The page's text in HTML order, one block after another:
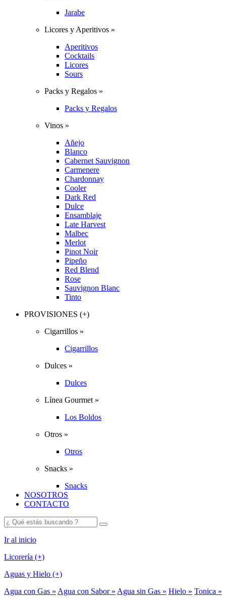
Jarabe
Licores y Aperitivos »
Aperitivos
Cocktails
Licores
Sours
Packs y Regalos »
Packs y Regalos
Vinos »
Añejo
Blanco
Cabernet Sauvignon
Carmenere
Chardonnay
Cooler
Dark Red
Dulce
Ensamblaje
Late Harvest
Malbec
Merlot
Pinot Noir
Pipeño
Red Blend
Rose
Sauvignon Blanc
Tinto
PROVISIONES (+)
Cigarrillos »
Cigarrillos
Dulces »
Dulces
Línea Gourmet »
Los Boldos
Otros »
Otros
Snacks »
Snacks
NOSOTROS
CONTACTO
Ir al inicio
Licorería (+)
Aguas y Hielo (+)
Agua con Gas » Agua con Sabor » Agua sin Gas » Hielo » Tonica »